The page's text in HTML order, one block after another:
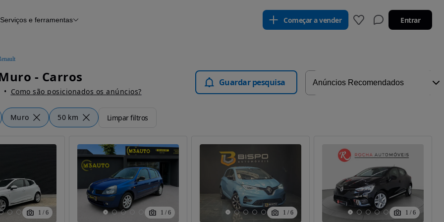
Histórico do veículo
Serviços e ferramentas Começar a vender Entrar
- Carros
Como são posicionados os anúncios?
Guardar pesquisa
Muro 50 km Limpar filtros
1 / 6 1 / 6 1 / 6 1 / 6